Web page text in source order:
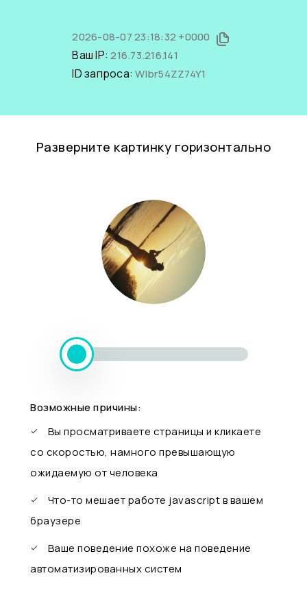
2026-08-07 23:18:32 +0000
Ваш IP:216.73.216.141
ID запроса:WIbr54ZZ74Y1
Разверните картинку горизонтально
Возможные причины:
Вы просматриваете страницы и кликаете
со скоростью, намного превышающую
ожидаемую от человека
Что-то мешает работе javascript в вашем
браузере
Ваше поведение похоже на поведение
автоматизированных систем